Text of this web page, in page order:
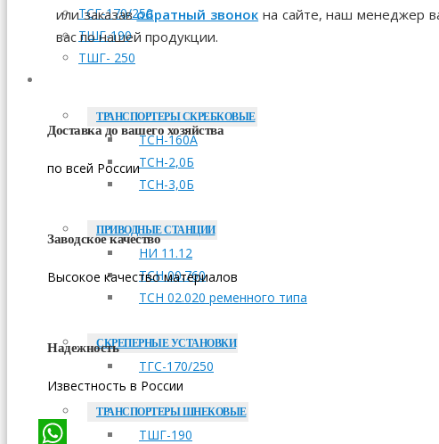
ТСГ-170/250
ТШГ-190
ТШГ- 250
ТРАНСПОРТЕРЫ СКРЕБКОВЫЕ
ТСН-160А
ТСН-2,0Б
ТСН-3,0Б
ПРИВОДНЫЕ СТАНЦИИ
НИ 11.12
ТСН 00.760
ТСН 02.020 ременного типа
СКРЕПЕРНЫЕ УСТАНОВКИ
ТГС-170/250
ТРАНСПОРТЕРЫ ШНЕКОВЫЕ
ТШГ-190
или заказавобратный звонок на сайте, наш менеджер
вас по нашей продукции.
Доставка до вашего хозяйства
по всей России
Заводское качество
Высокое качество материалов
Надежность
Известность в России